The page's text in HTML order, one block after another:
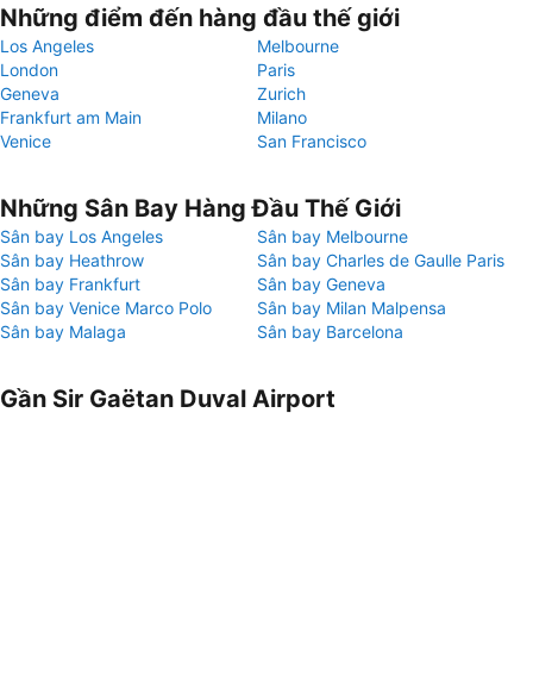
Những điểm đến hàng đầu thế giới
Los Angeles
Melbourne
London
Paris
Geneva
Zurich
Frankfurt am Main
Milano
Venice
San Francisco
Những Sân Bay Hàng Đầu Thế Giới
Sân bay Los Angeles
Sân bay Melbourne
Sân bay Heathrow
Sân bay Charles de Gaulle Paris
Sân bay Frankfurt
Sân bay Geneva
Sân bay Venice Marco Polo
Sân bay Milan Malpensa
Sân bay Malaga
Sân bay Barcelona
Gần Sir Gaëtan Duval Airport